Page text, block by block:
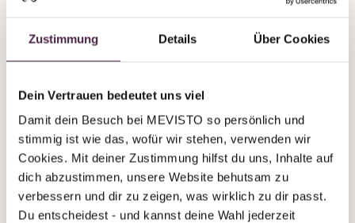
Zustimmung Details Über Cookies
Dein Vertrauen bedeutet uns viel
Damit dein Besuch bei MEVISTO so persönlich und
stimmig ist wie das, wofür wir stehen, verwenden wir
Cookies. Mit deiner Zustimmung hilfst du uns, Inhalte auf
dich abzustimmen, unsere Website behutsam zu
verbessern und dir zu zeigen, was wirklich zu dir passt.
Du entscheidest - und kannst deine Wahl jederzeit
Du brauchst Unterstützung
oder Beratung?
Wir sind auch an Wochenenden immer
telefonisch erreichbar!
+43 7619 22 122 - 160
stones@mevisto.com